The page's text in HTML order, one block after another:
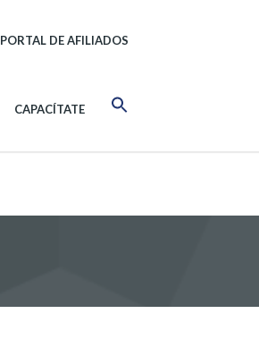
PORTAL DE AFILIADOS
CAPACÍTATE